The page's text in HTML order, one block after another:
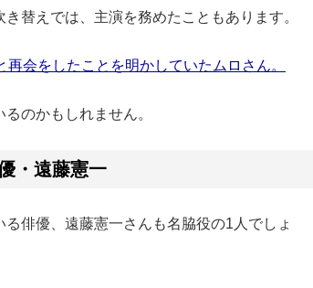
替えでは、主演を務めたこともあります。
会をしたことを明かしていたムロさん。
のかもしれません。
・遠藤憲一
俳優、遠藤憲一さんも名脇役の1人でしょ